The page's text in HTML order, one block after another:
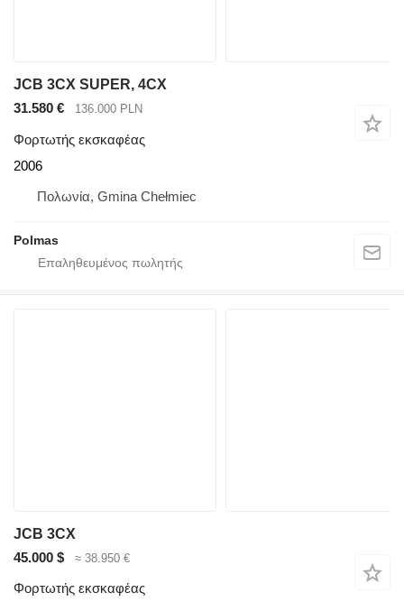
JCB 3CX SUPER, 4CX
31.580 €
136.000 PLN
Φορτωτής εκσκαφέας
2006
Πολωνία, Gmina Chełmiec
Polmas
JCB 3CX
45.000 $
≈ 38.950 €
Φορτωτής εκσκαφέας